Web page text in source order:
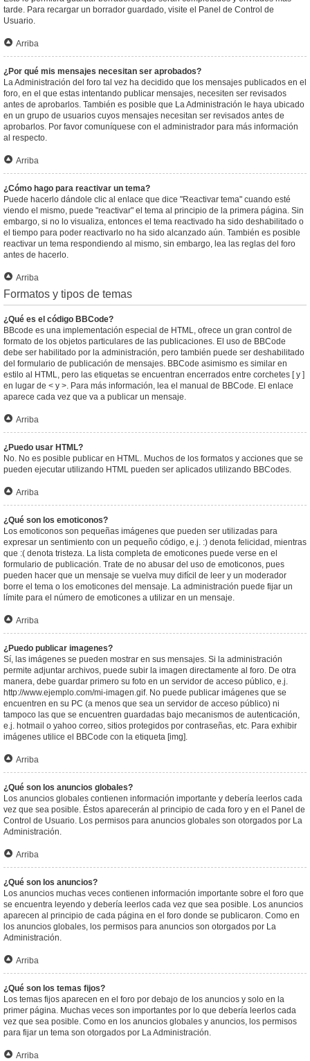
tarde. Para recargar un borrador guardado, visite el Panel de Control de
Usuario.
Arriba
¿Por qué mis mensajes necesitan ser aprobados?
La Administración del foro tal vez ha decidido que los mensajes publicados en el
foro, en el que estas intentando publicar mensajes, necesiten ser revisados
antes de aprobarlos. También es posible que La Administración le haya ubicado
en un grupo de usuarios cuyos mensajes necesitan ser revisados antes de
aprobarlos. Por favor comuníquese con el administrador para más información
al respecto.
Arriba
¿Cómo hago para reactivar un tema?
Puede hacerlo dándole clic al enlace que dice "Reactivar tema" cuando esté
viendo el mismo, puede "reactivar" el tema al principio de la primera página. Sin
embargo, si no lo visualiza, entonces el tema reactivado ha sido deshabilitado o
el tiempo para poder reactivarlo no ha sido alcanzado aún. También es posible
reactivar un tema respondiendo al mismo, sin embargo, lea las reglas del foro
antes de hacerlo.
Arriba
Formatos y tipos de temas
¿Qué es el código BBCode?
BBcode es una implementación especial de HTML, ofrece un gran control de
formato de los objetos particulares de las publicaciones. El uso de BBCode
debe ser habilitado por la administración, pero también puede ser deshabilitado
del formulario de publicación de mensajes. BBCode asimismo es similar en
estilo al HTML, pero las etiquetas se encuentran encerrados entre corchetes [ y ]
en lugar de < y >. Para más información, lea el manual de BBCode. El enlace
aparece cada vez que va a publicar un mensaje.
Arriba
¿Puedo usar HTML?
No. No es posible publicar en HTML. Muchos de los formatos y acciones que se
pueden ejecutar utilizando HTML pueden ser aplicados utilizando BBCodes.
Arriba
¿Qué son los emoticonos?
Los emoticonos son pequeñas imágenes que pueden ser utilizadas para
expresar un sentimiento con un pequeño código, e.j. :) denota felicidad, mientras
que :( denota tristeza. La lista completa de emoticones puede verse en el
formulario de publicación. Trate de no abusar del uso de emoticonos, pues
pueden hacer que un mensaje se vuelva muy difícil de leer y un moderador
borre el tema o los emoticones del mensaje. La administración puede fijar un
límite para el número de emoticones a utilizar en un mensaje.
Arriba
¿Puedo publicar imagenes?
Sí, las imágenes se pueden mostrar en sus mensajes. Si la administración
permite adjuntar archivos, puede subir la imagen directamente al foro. De otra
manera, debe guardar primero su foto en un servidor de acceso público, e.j.
http://www.ejemplo.com/mi-imagen.gif. No puede publicar imágenes que se
encuentren en su PC (a menos que sea un servidor de acceso público) ni
tampoco las que se encuentren guardadas bajo mecanismos de autenticación,
e.j. hotmail o yahoo correo, sitios protegidos por contraseñas, etc. Para exhibir
imágenes utilice el BBCode con la etiqueta [img].
Arriba
¿Qué son los anuncios globales?
Los anuncios globales contienen información importante y debería leerlos cada
vez que sea posible. Éstos aparecerán al principio de cada foro y en el Panel de
Control de Usuario. Los permisos para anuncios globales son otorgados por La
Administración.
Arriba
¿Qué son los anuncios?
Los anuncios muchas veces contienen información importante sobre el foro que
se encuentra leyendo y debería leerlos cada vez que sea posible. Los anuncios
aparecen al principio de cada página en el foro donde se publicaron. Como en
los anuncios globales, los permisos para anuncios son otorgados por La
Administración.
Arriba
¿Qué son los temas fijos?
Los temas fijos aparecen en el foro por debajo de los anuncios y solo en la
primer página. Muchas veces son importantes por lo que debería leerlos cada
vez que sea posible. Como en los anuncios globales y anuncios, los permisos
para fijar un tema son otorgados por La Administración.
Arriba